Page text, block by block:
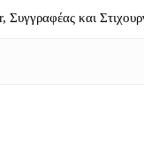
Συγγραφέας και